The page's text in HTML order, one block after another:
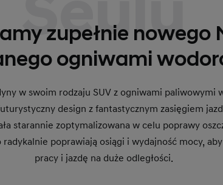
zupełnie nowego
ogniwami
w swoim rodzaju SUV z ogniwami paliwowymi
design z fantastycznym zasięgiem
starannie zoptymalizowana w celu poprawy
poprawiają osiągi i wydajność mocy,
pracy i jazdę na duże odległości.